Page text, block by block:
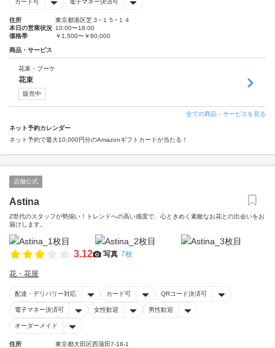
カード可 電子マネー決済可
住所
東京都港区芝３−１５−１４
本日の営業状況 10:00〜18:00
価格帯
￥1,500〜￥60,000
商品・サービス
花束・ブーケ
花束
販売中
全ての商品・サービスを見る
ネット予約カレンダー
ネット予約で最大10,000円分のAmazonギフトカードが当たる！
店舗公式
Astina
Z世代のスタッフが勢揃い！トレンドへの高い感度で、心ときめく素敵なお花との出会いをお
届けします。
3.12 写真 7枚
花・花屋
配達・デリバリー対応 カード可 QRコード決済可
電子マネー決済可 女性歓迎 男性歓迎
オーダーメイド
住所
東京都大田区西蒲田7-18-1